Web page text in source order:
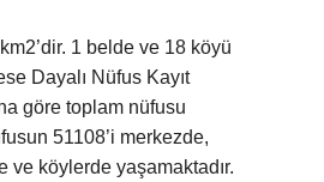
1 belde ve 18 köyü
Dayalı Nüfus Kayıt
göre toplam nüfusu
51108’i merkezde,
ve köylerde yaşamaktadır.